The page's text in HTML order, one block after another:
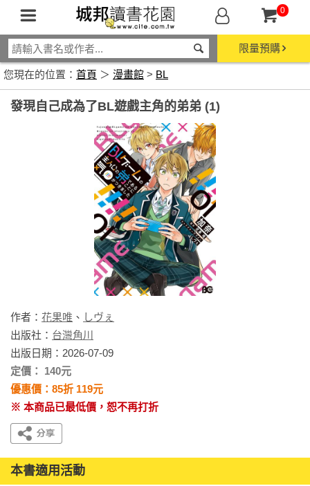
0
限量預購
您現在的位置： 首頁 ＞ 漫畫館 > BL
發現自己成為了BL遊戲主角的弟弟 (1)
作者： 花果唯 、 しヴぇ
出版社： 台灣角川
出版日期：2026-07-09
定價： 140元
優惠價：85折 119元
※ 本商品已最低價，恕不再打折
本書適用活動